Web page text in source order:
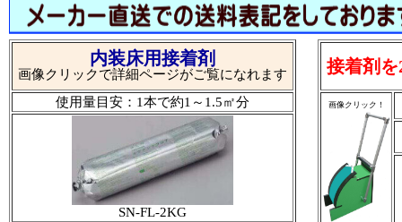
内装床用接着剤
画像クリックで詳細ページがご覧になれます
使用量目安：1本で約1～1.5㎡分
SN-FL-2KG
接着剤
画像クリック！